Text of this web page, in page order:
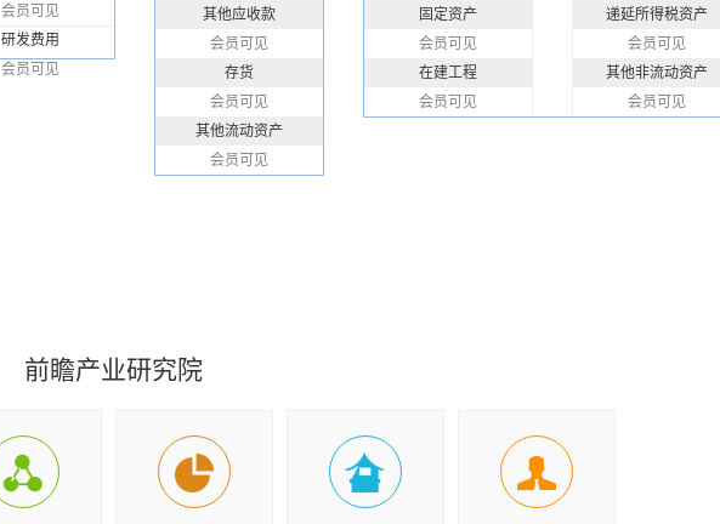
会员可见
研发费用
会员可见
其他应收款
会员可见
存货
会员可见
其他流动资产
会员可见
固定资产
会员可见
在建工程
会员可见
递延所得税资产
会员可见
其他非流动资产
会员可见
前瞻产业研究院